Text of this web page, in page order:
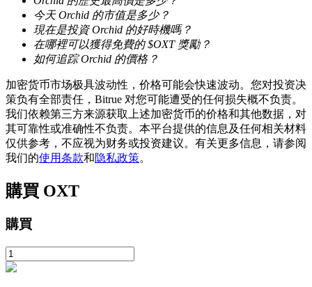
鎖倉BTR
輕鬆獲得多重福利
借貸寶
今天 Orchid 的市值是多少？
現在是投資 Orchid 的好時機嗎？
在哪裡可以獲得免費的 $OXT 獎勵？
如何追踪 Orchid 的價格？
加密货币市场极具波动性，价格可能会快速波动。您对投资决
策负有全部责任，Bitrue 对您可能遭受的任何损失概不负责。
我们依赖第三方来源获取上述加密货币的价格和其他数据，对
其可靠性或准确性不负责。本平台提供的信息及任何相关材料
仅供参考，不应视为财务或投资建议。有关更多信息，请参阅
我们的使用条款和隐私政策。
購買 OXT
購買